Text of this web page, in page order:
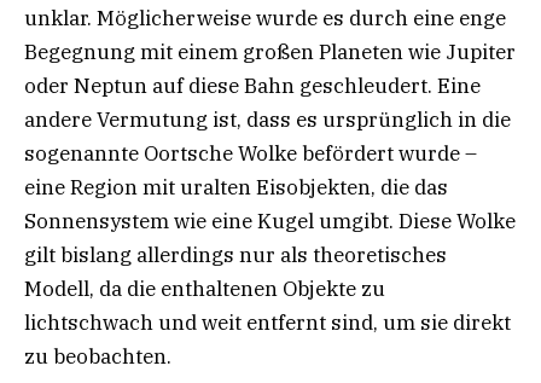
unklar. Möglicherweise wurde es durch eine enge
Begegnung mit einem großen Planeten wie Jupiter
oder Neptun auf diese Bahn geschleudert. Eine
andere Vermutung ist, dass es ursprünglich in die
sogenannte Oortsche Wolke befördert wurde –
eine Region mit uralten Eisobjekten, die das
Sonnensystem wie eine Kugel umgibt. Diese Wolke
gilt bislang allerdings nur als theoretisches
Modell, da die enthaltenen Objekte zu
lichtschwach und weit entfernt sind, um sie direkt
zu beobachten.